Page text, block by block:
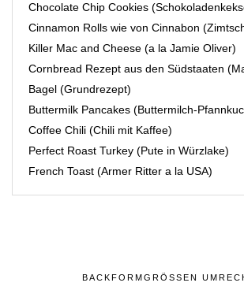
Chocolate Chip Cookies
Cinnamon Rolls wie von Cinnabon
Killer Mac and Cheese (a la Jamie Oliver)
Cornbread Rezept aus den Südstaaten
Bagel (Grundrezept)
Buttermilk Pancakes (Buttermilch-
Coffee Chili (Chili mit Kaffee)
Perfect Roast Turkey (Pute in Würzlake)
French Toast (Armer Ritter a la USA)
BACKFORMGRÖSSEN